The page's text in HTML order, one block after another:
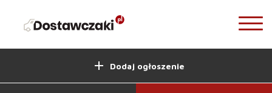
add Dodaj ogłoszenie